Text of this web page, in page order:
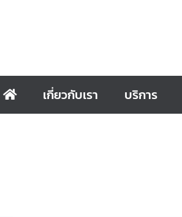
เกี่ยวกับเรา บริการ